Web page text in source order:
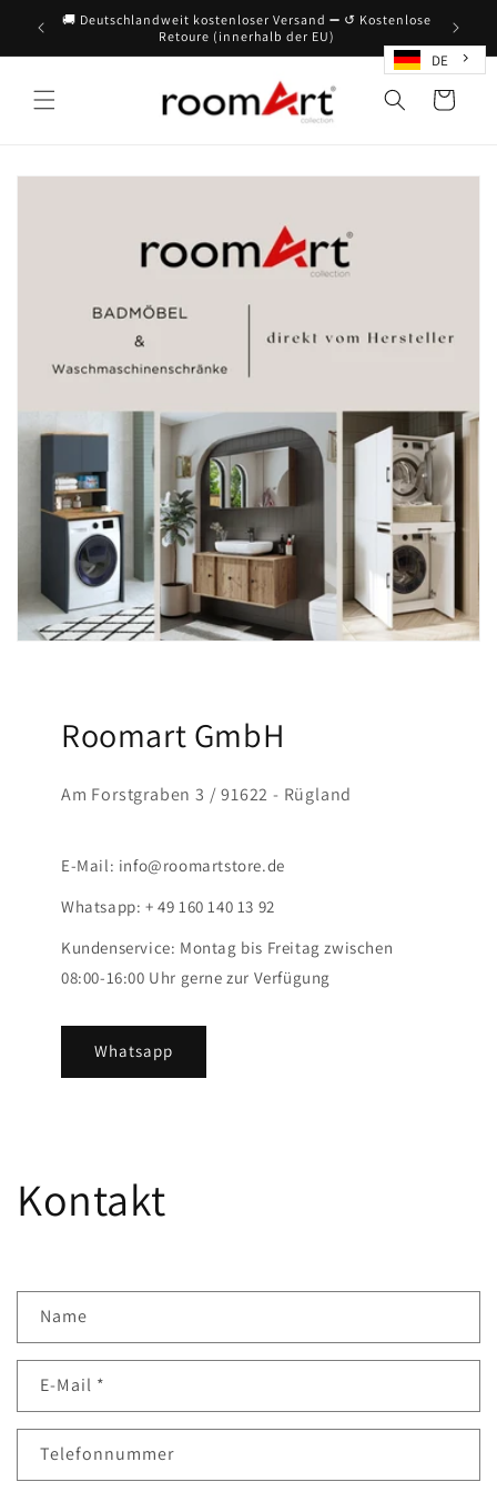
zum🚚 Deutschlandweit kostenloser Versand ➖ ↺ Kostenlose
Retoure (innerhalb der EU)
DE
Warenkorb
Roomart GmbH
Am Forstgraben 3 / 91622 - Rügland
E-Mail: info@roomartstore.de
Whatsapp: + 49 160 140 13 92
Kundenservice: Montag bis Freitag zwischen
08:00-16:00 Uhr gerne zur Verfügung
Whatsapp
Kontakt
n
a
t
Name
E-Mail *
Telefonnummer